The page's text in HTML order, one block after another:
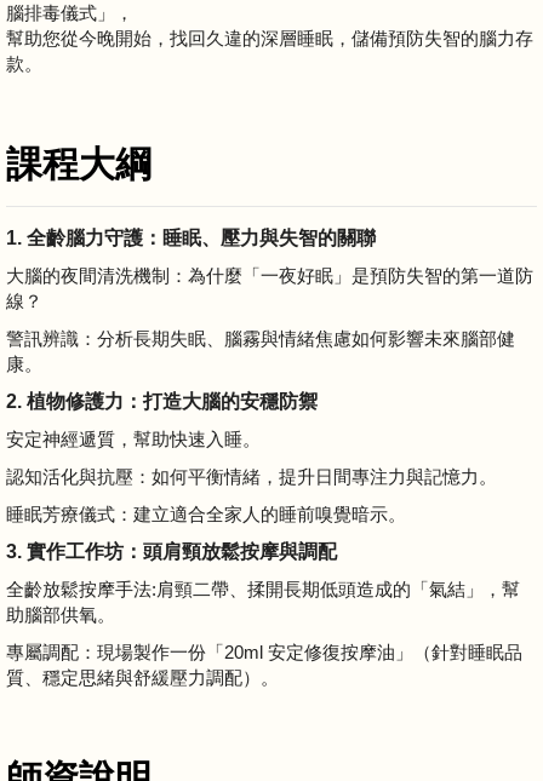
腦排毒儀式」，
幫助您從今晚開始，找回久違的深層睡眠，儲備預防失智的腦力存
款。
課程大綱
1. 全齡腦力守護：睡眠、壓力與失智的關聯
大腦的夜間清洗機制：為什麼「一夜好眠」是預防失智的第一道防
線？
警訊辨識：分析長期失眠、腦霧與情緒焦慮如何影響未來腦部健
康。
2. 植物修護力：打造大腦的安穩防禦
安定神經遞質，幫助快速入睡。
認知活化與抗壓：如何平衡情緒，提升日間專注力與記憶力。
睡眠芳療儀式：建立適合全家人的睡前嗅覺暗示。
3. 實作工作坊：頭肩頸放鬆按摩與調配
全齡放鬆按摩手法:肩頸二帶、揉開長期低頭造成的「氣結」，幫
助腦部供氧。
專屬調配：現場製作一份「20ml 安定修復按摩油」（針對睡眠品
質、穩定思緒與舒緩壓力調配）。